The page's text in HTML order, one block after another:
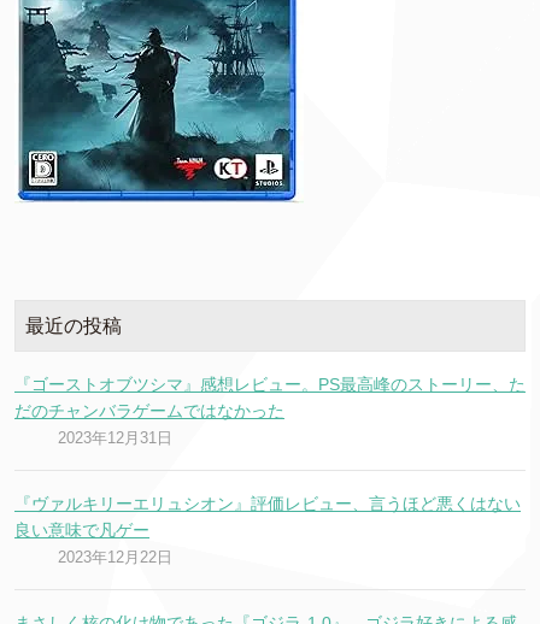
最近の投稿
『ゴーストオブツシマ』感想レビュー。PS最高峰のストーリー、た
だのチャンバラゲームではなかった
2023年12月31日
『ヴァルキリーエリュシオン』評価レビュー、言うほど悪くはない
良い意味で凡ゲー
2023年12月22日